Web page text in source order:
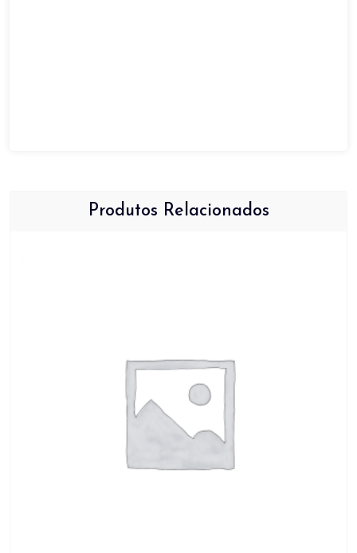
Produtos Relacionados